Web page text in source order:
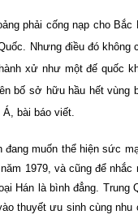
phải cống nạp cho
Nhưng điều đó
xử như một đế quốc
bố sở hữu hầu hết
bài báo viết.
đang muốn thể hiện sức
1979, và cũng để
Hán là bình đẳng.
thuyết ưu sinh cùng